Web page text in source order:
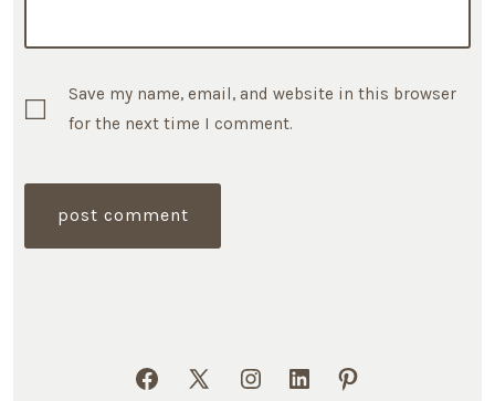
Save my name, email, and website in this browser
for the next time I comment.
Open Open Open Open